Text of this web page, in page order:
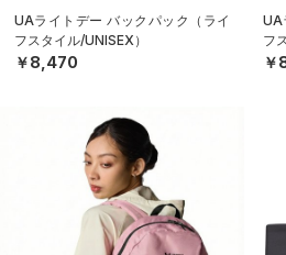
UAライトデー バックパック（ライ
フスタイル/UNISEX）
￥8,470
UA
フ